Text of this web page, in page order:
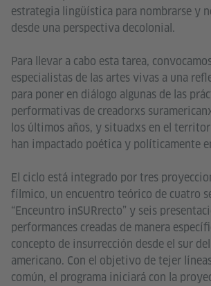
estrategia lingüística para nombrarse y
desde una perspectiva decolonial.
Para llevar a cabo esta tarea,
especialistas de las artes vivas a una
para poner en diálogo algunas de las
performativas de creadorxs
los últimos años, y situadxs en el
han impactado poética y políticamente
El ciclo está integrado por tres
fílmico, un encuentro teórico de cuatro
“Enceuntro inSURrecto” y seis
performances creadas de manera
concepto de insurrección desde el sur
americano. Con el objetivo de tejer
común, el programa iniciará con la